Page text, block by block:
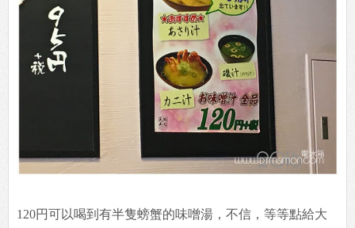
120円可以喝到有半隻螃蟹的味噌湯，不信，等等點給大